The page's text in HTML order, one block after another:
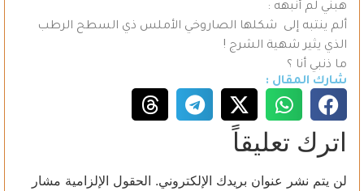
هبني لم أنبهه :
ألم ينتبه إلى شكلها الصاروخي الأملس ذي السطح الرطب
الذي يثير شهية الشرج !
ما ذنبي أنا ؟
شارك المقال :
اترك تعليقاً
لن يتم نشر عنوان بريدك الإلكتروني. الحقول الإلزامية مشار